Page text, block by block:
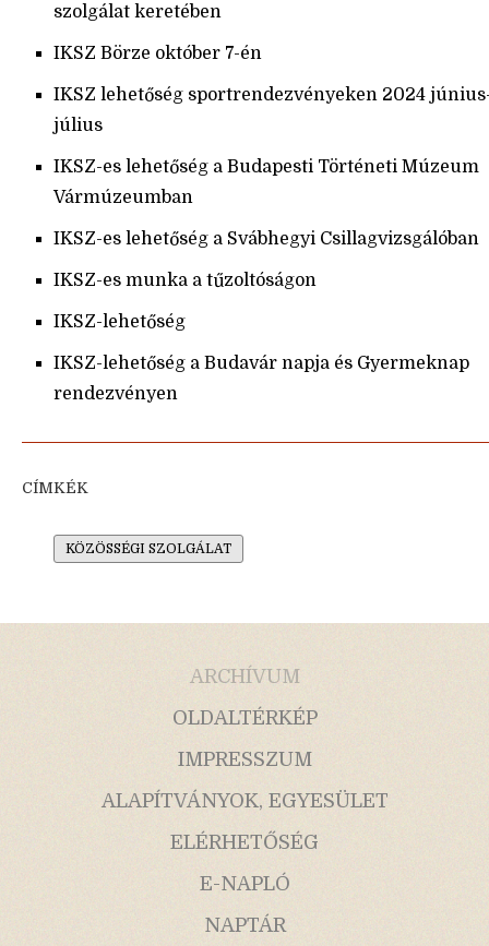
szolgálat keretében
IKSZ Börze október 7-én
IKSZ lehetőség sportrendezvényeken 2024
július
IKSZ-es lehetőség a Budapesti Történeti Múzeum
Vármúzeumban
IKSZ-es lehetőség a Svábhegyi Csillagvizsgálóban
IKSZ-es munka a tűzoltóságon
IKSZ-lehetőség
IKSZ-lehetőség a Budavár napja és Gyermeknap
rendezvényen
CÍMKÉK
KÖZÖSSÉGI SZOLGÁLAT
ARCHÍVUM
OLDALTÉRKÉP
IMPRESSZUM
ALAPÍTVÁNYOK, EGYESÜLET
ELÉRHETŐSÉG
E-NAPLÓ
NAPTÁR